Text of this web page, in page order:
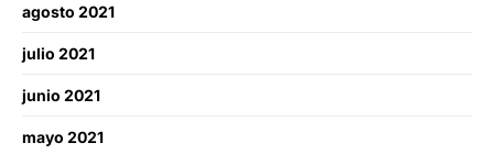
agosto 2021
julio 2021
junio 2021
mayo 2021